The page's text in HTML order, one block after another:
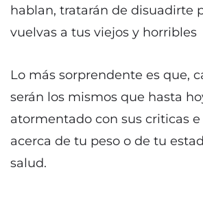
hablan, tratarán de disuadirte
vuelvas a tus viejos y horribles
Lo más sorprendente es que,
serán los mismos que hasta
atormentado con sus criticas
acerca de tu peso o de tu
salud.